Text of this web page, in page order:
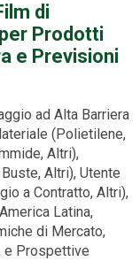
di
Prodotti
e Previsioni
ad Alta Barriera
(Polietilene,
Altri),
Altri), Utente
a Contratto, Altri),
Latina,
di Mercato,
e Prospettive